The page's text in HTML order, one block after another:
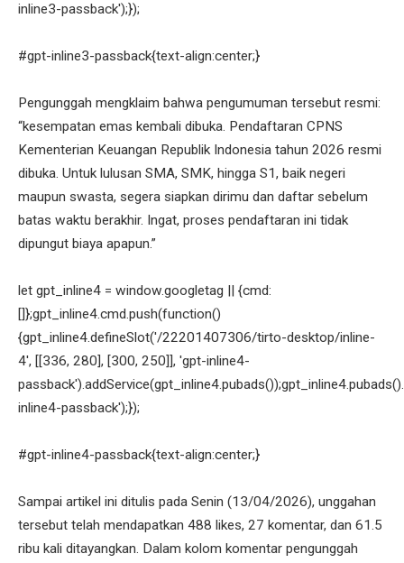
inline3-passback');});
#gpt-inline3-passback{text-align:center;}
Pengunggah mengklaim bahwa pengumuman tersebut resmi:
“kesempatan emas kembali dibuka. Pendaftaran CPNS
Kementerian Keuangan Republik Indonesia tahun 2026 resmi
dibuka. Untuk lulusan SMA, SMK, hingga S1, baik negeri
maupun swasta, segera siapkan dirimu dan daftar sebelum
batas waktu berakhir. Ingat, proses pendaftaran ini tidak
dipungut biaya apapun.”
let gpt_inline4 = window.googletag || {cmd:
[]};gpt_inline4.cmd.push(function()
{gpt_inline4.defineSlot('/22201407306/tirto-desktop/inline-
4', [[336, 280], [300, 250]], 'gpt-inline4-
inline4-passback');});
#gpt-inline4-passback{text-align:center;}
Sampai artikel ini ditulis pada Senin (13/04/2026), unggahan
tersebut telah mendapatkan 488 likes, 27 komentar, dan 61.5
ribu kali ditayangkan. Dalam kolom komentar pengunggah